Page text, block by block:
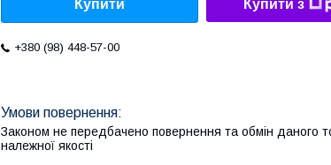
Купити Купити з
+380 (98) 448-57-00
Законом не передбачено повернення та обмін даного
належної якості